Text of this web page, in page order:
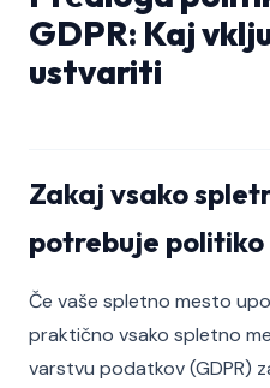
GDPR: Kaj
ustvariti
Zakaj vsako
potrebuje politiko
Če vaše spletno mesto
praktično vsako spletno
varstvu podatkov (GDPR)